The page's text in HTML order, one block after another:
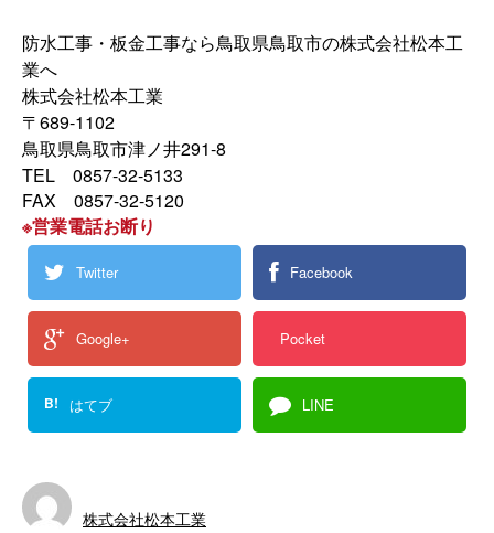
防水工事・板金工事なら鳥取県鳥取市の株式会社松本工
業へ
株式会社松本工業
〒689-1102
鳥取県鳥取市津ノ井291-8
TEL 0857-32-5133
FAX 0857-32-5120
※営業電話お断り
Twitter Facebook
Google+ Pocket
B! はてブ LINE
株式会社松本工業